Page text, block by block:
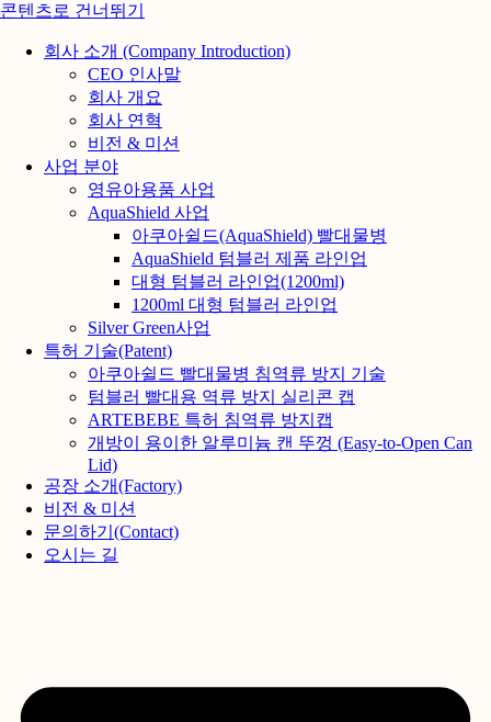
콘텐츠로 건너뛰기
회사 소개 (Company Introduction)
CEO 인사말
회사 개요
회사 연혁
비전 & 미션
사업 분야
영유아용품 사업
AquaShield 사업
아쿠아쉴드(AquaShield) 빨대물병
AquaShield 텀블러 제품 라인업
대형 텀블러 라인업(1200ml)
1200ml 대형 텀블러 라인업
Silver Green사업
특허 기술(Patent)
아쿠아쉴드 빨대물병 침역류 방지 기술
텀블러 빨대용 역류 방지 실리콘 캡
ARTEBEBE 특허 침역류 방지캡
개방이 용이한 알루미늄 캔 뚜껑 (Easy-to-Open Can
Lid)
공장 소개(Factory)
비전 & 미션
문의하기(Contact)
오시는 길